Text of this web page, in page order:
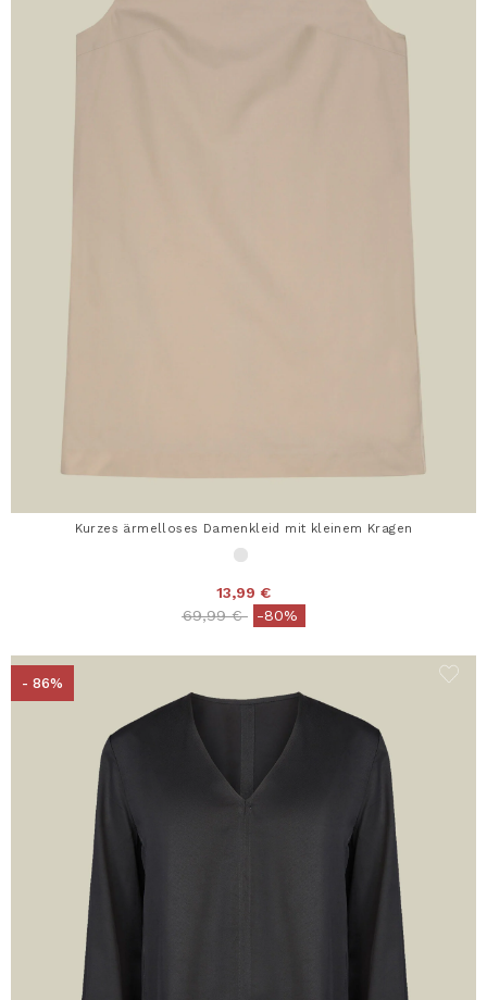
Kurzes ärmelloses Damenkleid mit kleinem Kragen
13,99 €
Price reduced from
69,99 €to-80%
- 86%